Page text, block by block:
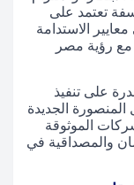
تعتمد على
الاستدامة
مع رؤية مصر
على تنفيذ
الجديدة
الموثوقة
والمصداقية في